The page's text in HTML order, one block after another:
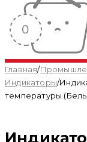
Главная/
Индикаторы/
температуры